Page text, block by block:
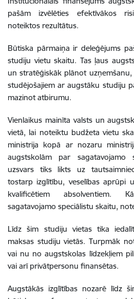
pašām izvēlēties efektīvākos
noteiktos rezultātus.
Būtiska pārmaiņa ir deleģējums
studiju vietu skaitu. Tas ļaus
un stratēģiskāk plānot
studējošajiem ar augstāku studiju
mazinot atbirumu.
Vienlaikus mainīta valsts un
vietā, lai noteiktu budžeta vietu
ministrija kopā ar nozaru
augstskolām par sagatavojamo
uzsvars tiks likts uz
tostarp izglītību, veselības aprūpi
kvalificētiem absolventiem.
sagatavojamo speciālistu skaitu,
Līdz šim studiju vietas tika
maksas studiju vietās. Turpmāk
vai nu no augstskolas līdzekļiem
vai arī privātpersonu finansētas.
Augstākās izglītības nozarē līdz